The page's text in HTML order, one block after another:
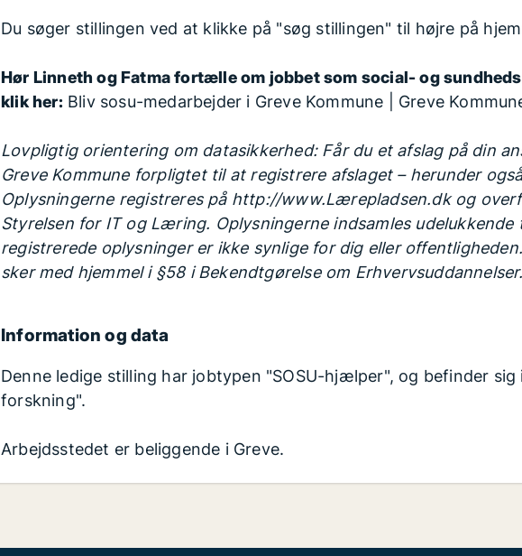
Du søger stillingen ved at klikke på "søg stillingen" til højre på
Hør Linneth og Fatma fortælle om jobbet som social- og
klik her: Bliv sosu-medarbejder i Greve Kommune | Greve
Lovpligtig orientering om datasikkerhed: Får du et afslag på din
Greve Kommune forpligtet til at registrere afslaget – herunder
Oplysningerne registreres på http://www.Lærepladsen.dk og
Styrelsen for IT og Læring. Oplysningerne indsamles
registrerede oplysninger er ikke synlige for dig eller
sker med hjemmel i §58 i Bekendtgørelse om Erhvervsuddannelser.
Information og data
Denne ledige stilling har jobtypen "SOSU-hjælper", og befinder
forskning".
Arbejdsstedet er beliggende i Greve.